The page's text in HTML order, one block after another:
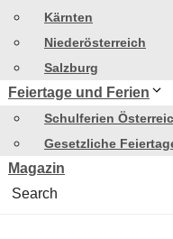
Kärnten
Niederösterreich
Salzburg
Feiertage und Ferien
Schulferien
Gesetzliche
Magazin
Search